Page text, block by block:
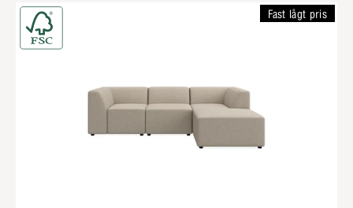
Fast lågt pris